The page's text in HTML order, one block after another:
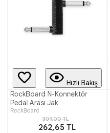
Hızlı Bakış
RockBoard N-Konnektör
Pedal Arası Jak
RockBoard
309,00 TL
262,65 TL